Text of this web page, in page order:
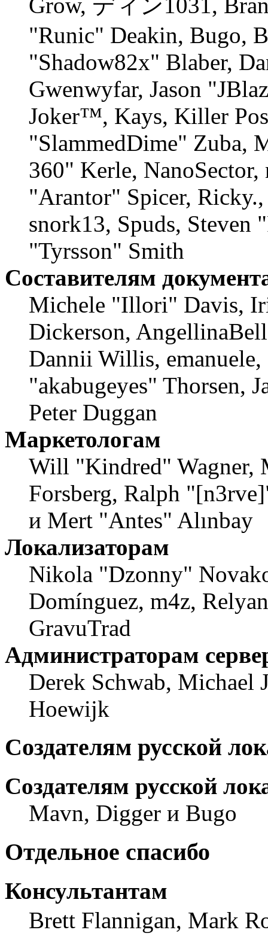
"Runic" Deakin, Bugo,
"Shadow82x" Blaber,
Gwenwyfar, Jason
Joker™, Kays, Killer
"SlammedDime" Zuba,
360" Kerle,
"Arantor" Spicer,
snork13, Spuds, Steven
"Tyrsson" Smith
Составителям
Michele "Illori" Davis,
Dickerson,
Dannii Willis, emanuele,
"akabugeyes" Thorsen,
Peter Duggan
Маркетологам
Will "Kindred" Wagner,
Forsberg, Ralph
и Mert "Antes" Alınbay
Локализаторам
Nikola "Dzonny"
Domínguez, m4z,
GravuTrad
Администраторам
Derek Schwab, Michael
Hoewijk
Создателям русской
Создателям русской
Mavn, Digger и Bugo
Отдельное спасибо
Консультантам
Brett Flannigan, Mark